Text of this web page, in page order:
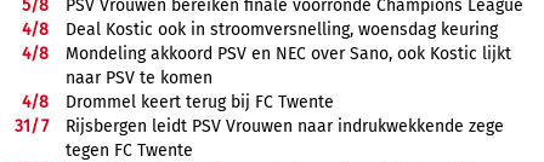
5/8
PSV Vrouwen bereiken finale voorronde Champions League
4/8
Deal Kostic ook in stroomversnelling, woensdag keuring
4/8
Mondeling akkoord PSV en NEC over Sano, ook Kostic lijkt
naar PSV te komen
4/8
Drommel keert terug bij FC Twente
31/7
Rijsbergen leidt PSV Vrouwen naar indrukwekkende zege
tegen FC Twente